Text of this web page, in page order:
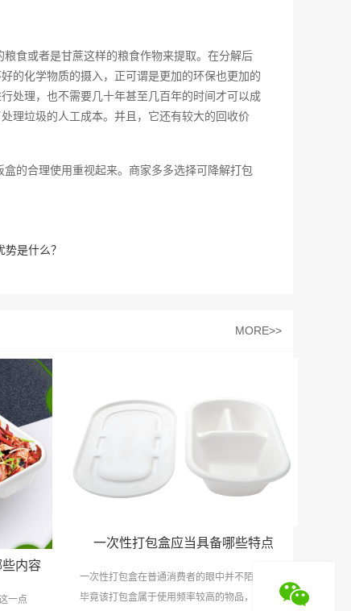
食或者是甘蔗这样的粮食作物来提取。在分解后
的化学物质的摄入，正可谓是更加的环保也更加的
处理，也不需要几十年甚至几百年的时间才可以成
理垃圾的人工成本。并且，它还有较大的回收价
的合理使用重视起来。商家多多选择可降解打包
是什么？
MORE>>
内容
一点
一次性打包盒应当具备哪些特点
一次性打包盒在普通消费者的眼中并不陌生，
毕竟该打包盒属于使用频率较高的物品，无论